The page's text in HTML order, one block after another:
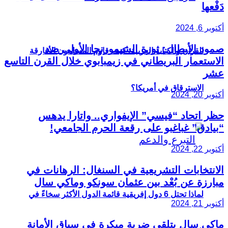
القرآن والكتابة العربية: كيف قاوم المسلمون الأفارقة
الاسترقاق في أمريكا؟
لماذا تحتل 6 دول إفريقية قائمة الدول الأكثر سخاءً في
دَفْعها
أكتوبر 6, 2024
صمود الأبطال: ثورة الشيمورنجا الأولى ضد
الاستعمار البريطاني في زيمبابوي خلال القرن التاسع
عشر
أكتوبر 20, 2024
حظر اتحاد “فيسي” الإيفواري.. واتارا يدهس
“بيادق” غباغبو على رقعة الحرم الجامعي!
أكتوبر 22, 2024
الانتخابات التشريعية في السنغال: الرهانات في
مبارزة عن بُعْد بين عثمان سونكو وماكي سال
أكتوبر 21, 2024
ماكي سال يتلقى ضربة مبكرة في سباق الأمانة